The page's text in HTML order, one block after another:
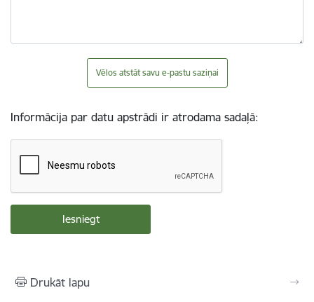
Vēlos atstāt savu e-pastu saziņai
Informācija par datu apstrādi ir atrodama sadaļā:
Drukāt lapu